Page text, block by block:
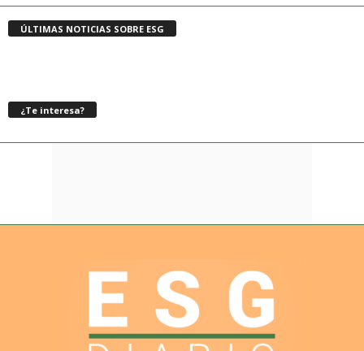
ÚLTIMAS NOTICIAS SOBRE ESG
¿Te interesa?